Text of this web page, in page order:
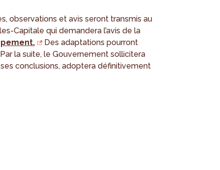
observations et avis seront transmis au
Capitale qui demandera l’avis de la
Des adaptations pourront
la suite, le Gouvernement sollicitera
ses conclusions, adoptera définitivement